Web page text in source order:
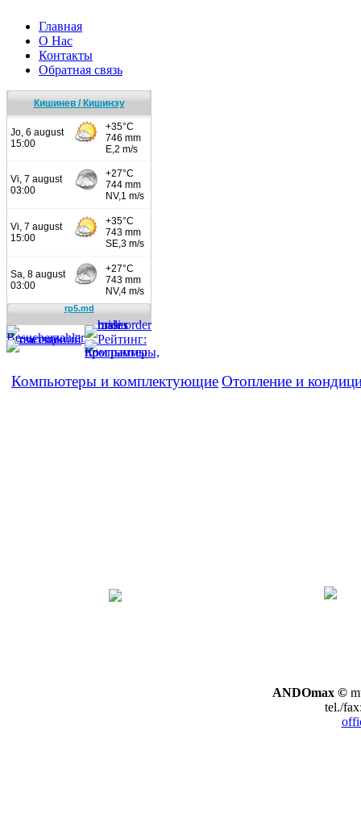
Главная
О Нас
Контакты
Обратная связь
Кишинев / Кишинэу
Компьютеры и комплектующиеОтопление и
ANDOmax ©
tel./